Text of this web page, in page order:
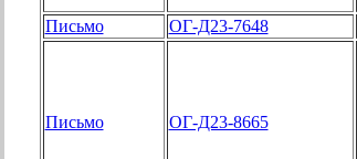
Письмо
ОГ-Д23-7648
Письмо ОГ-Д23-8665